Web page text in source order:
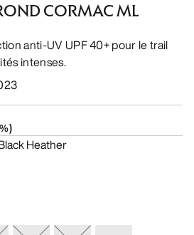
CORMAC ML
anti-UV UPF 40+ pour le trail
intenses.
%)
Heather